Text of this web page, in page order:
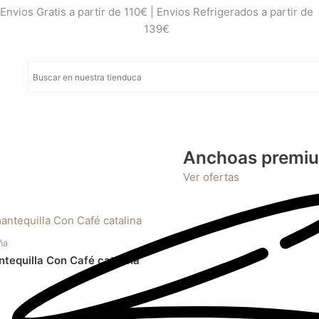
Envios Gratis a partir de 110€ | Envios Refrigerados a partir de
139€
Anchoas
Ver ofertas
Con Café catalina